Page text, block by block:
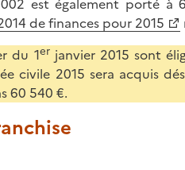
est également porté à
de finances pour 2015
du 1erjanvier 2015 sont
civile 2015 sera acquis
60 540 €.